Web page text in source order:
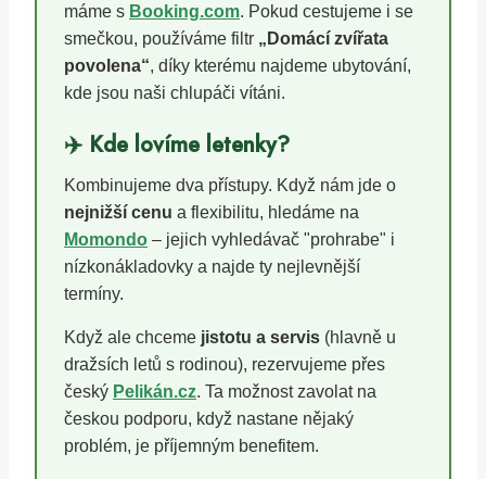
máme s Booking.com. Pokud cestujeme i se
smečkou, používáme filtr „Domácí zvířata
povolena“, díky kterému najdeme ubytování,
kde jsou naši chlupáči vítáni.
✈️ Kde lovíme letenky?
Kombinujeme dva přístupy. Když nám jde o
nejnižší cenu a flexibilitu, hledáme na
Momondo – jejich vyhledávač "prohrabe" i
nízkonákladovky a najde ty nejlevnější
termíny.
Když ale chceme jistotu a servis (hlavně u
dražsích letů s rodinou), rezervujeme přes
český Pelikán.cz. Ta možnost zavolat na
českou podporu, když nastane nějaký
problém, je příjemným benefitem.